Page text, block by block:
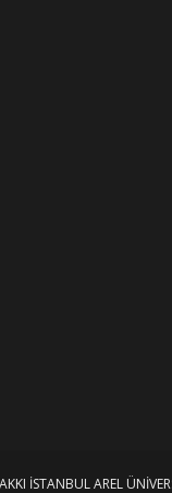
İSTANBUL AREL